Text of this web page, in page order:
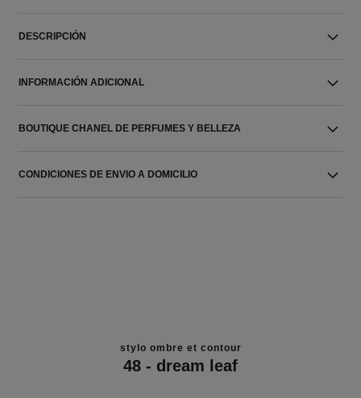
DESCRIPCIÓN
INFORMACIÓN ADICIONAL
BOUTIQUE CHANEL DE PERFUMES Y BELLEZA
CONDICIONES DE ENVIO A DOMICILIO
stylo ombre et contour
48 - dream leaf